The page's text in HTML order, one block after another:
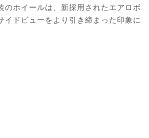
のホイールは、新採用されたエアロボ
イドビューをより引き締まった印象に